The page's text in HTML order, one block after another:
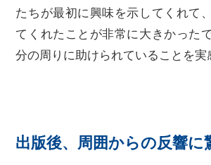
たちが最初に興味を示してくれて
てくれたことが非常に大きかった
分の周りに助けられていることを実
出版後、周囲からの反響に